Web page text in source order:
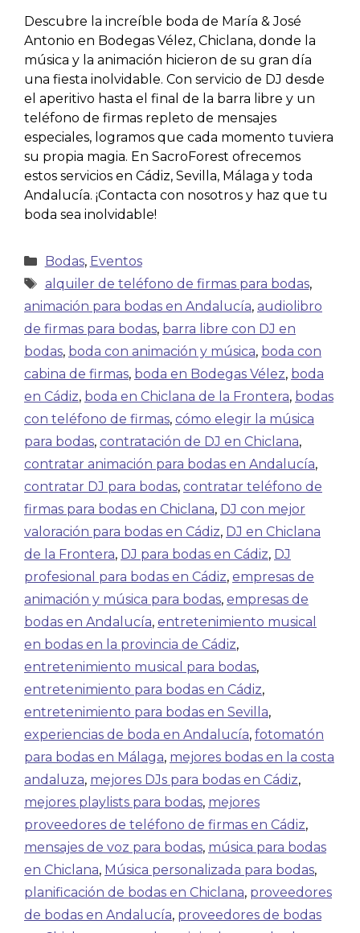
Descubre la increíble boda de María & José
Antonio en Bodegas Vélez, Chiclana, donde la
música y la animación hicieron de su gran día
una fiesta inolvidable. Con servicio de DJ desde
el aperitivo hasta el final de la barra libre y un
teléfono de firmas repleto de mensajes
especiales, logramos que cada momento tuviera
su propia magia. En SacroForest ofrecemos
estos servicios en Cádiz, Sevilla, Málaga y toda
Andalucía. ¡Contacta con nosotros y haz que tu
boda sea inolvidable!
Bodas, Eventos
alquiler de teléfono de firmas para bodas,
animación para bodas en Andalucía, audiolibro
de firmas para bodas, barra libre con DJ en
bodas, boda con animación y música, boda con
cabina de firmas, boda en Bodegas Vélez, boda
en Cádiz, boda en Chiclana de la Frontera, bodas
con teléfono de firmas, cómo elegir la música
para bodas, contratación de DJ en Chiclana,
contratar animación para bodas en Andalucía,
contratar DJ para bodas, contratar teléfono de
firmas para bodas en Chiclana, DJ con mejor
valoración para bodas en Cádiz, DJ en Chiclana
de la Frontera, DJ para bodas en Cádiz, DJ
profesional para bodas en Cádiz, empresas de
animación y música para bodas, empresas de
bodas en Andalucía, entretenimiento musical
en bodas en la provincia de Cádiz,
entretenimiento musical para bodas,
entretenimiento para bodas en Cádiz,
entretenimiento para bodas en Sevilla,
experiencias de boda en Andalucía, fotomatón
para bodas en Málaga, mejores bodas en la costa
andaluza, mejores DJs para bodas en Cádiz,
mejores playlists para bodas, mejores
proveedores de teléfono de firmas en Cádiz,
mensajes de voz para bodas, música para bodas
en Chiclana, Música personalizada para bodas,
planificación de bodas en Chiclana, proveedores
de bodas en Andalucía, proveedores de bodas